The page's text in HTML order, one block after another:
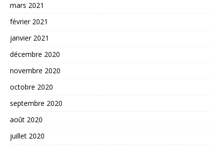
mars 2021
février 2021
janvier 2021
décembre 2020
novembre 2020
octobre 2020
septembre 2020
août 2020
juillet 2020